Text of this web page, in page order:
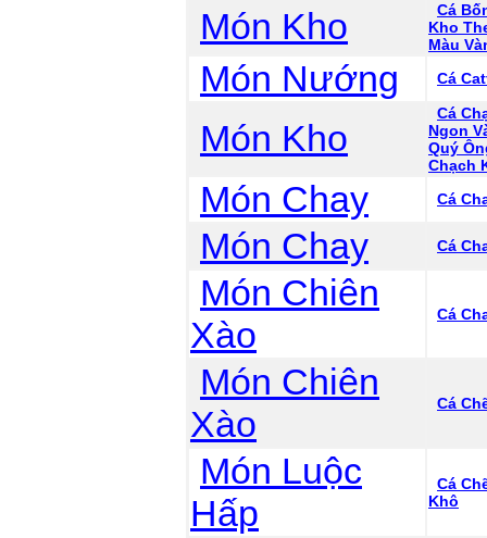
Món Kho
Cá
Kho
Màu
Món Nướng Cá
Món Kho
Cá
Ngon
Quý
Chạch
Món Chay Cá
Món Chay Cá
Món Chiên
Xào
Cá
Món Chiên
Xào
Cá
Món Luộc
Hấp
Cá
Khô